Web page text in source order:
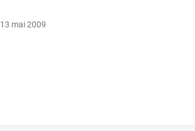
13 mai 2009